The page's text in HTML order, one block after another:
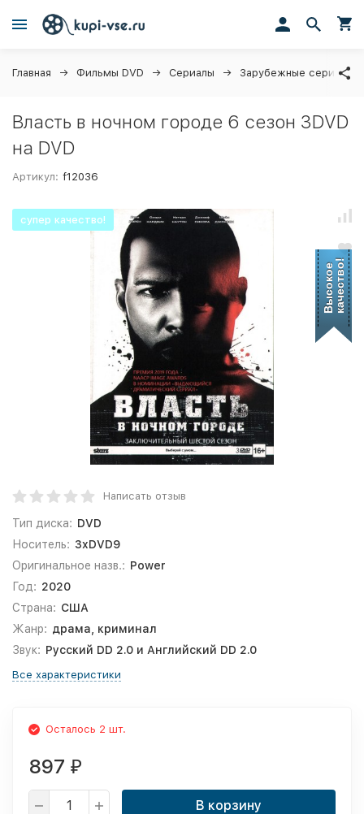
Главная Фильмы DVD Сериалы Зарубежные сериалы
Власть в ночном городе 6 сезон 3DVD
на DVD
Артикул: f12036
супер качество!
Высокоекачество!
Написать отзыв
Тип диска: DVD
Носитель: 3xDVD9
Оригинальное назв.: Power
Год: 2020
Страна: США
Жанр: драма, криминал
Звук: Русский DD 2.0 и Английский DD 2.0
Все характеристики
Осталось 2 шт.
897 ₽
В корзину